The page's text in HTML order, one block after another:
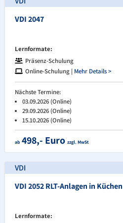
VDI 2047
Lernformate:
Präsenz-Schulung
Online-Schulung | Mehr Details >
Nächste Termine:
03.09.2026 (Online)
29.09.2026 (Online)
15.10.2026 (Online)
ab 498,- Euro zzgl. MwSt
VDI
VDI 2052 RLT-Anlagen in Küchen
Lernformate: